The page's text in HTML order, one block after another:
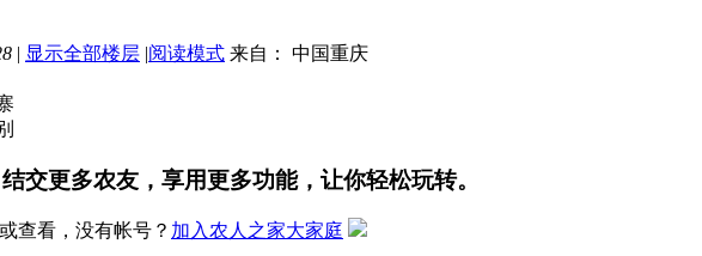
| 显示全部楼层 |阅读模式 来自： 中国重庆
交更多农友，享用更多功能，让你轻松玩转。
查看，没有帐号？ 加入农人之家大家庭